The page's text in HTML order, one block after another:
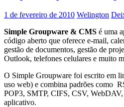
1 de fevereiro de 2010 Welington
Simple Groupware & CMS é uma
código aberto que oferece e-mail,
gestão de documentos, gestão de
Outlook, telefones celulares e muito
O Simple Groupware foi escrito em
uso web) e combina padrões como
POP3, SMTP, CIFS, CSV,
aplicativo.